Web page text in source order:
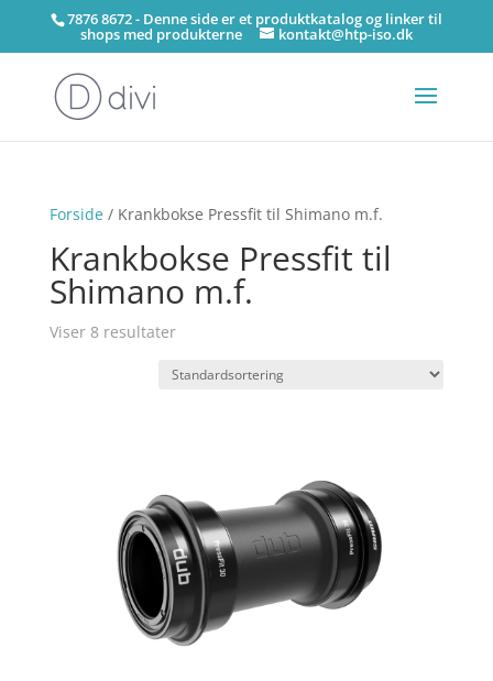
7876 8672 - Denne side er et produktkatalog og linker til
shops med produkterne kontakt@htp-iso.dk
Forside/ Krankbokse Pressfit til Shimano m.f.
Krankbokse Pressfit til
Shimano m.f.
Viser 8 resultater